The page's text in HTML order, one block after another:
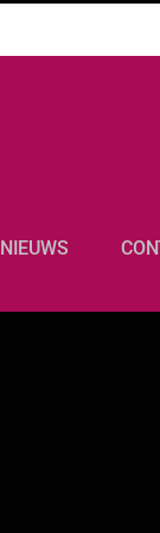
NIEUWS